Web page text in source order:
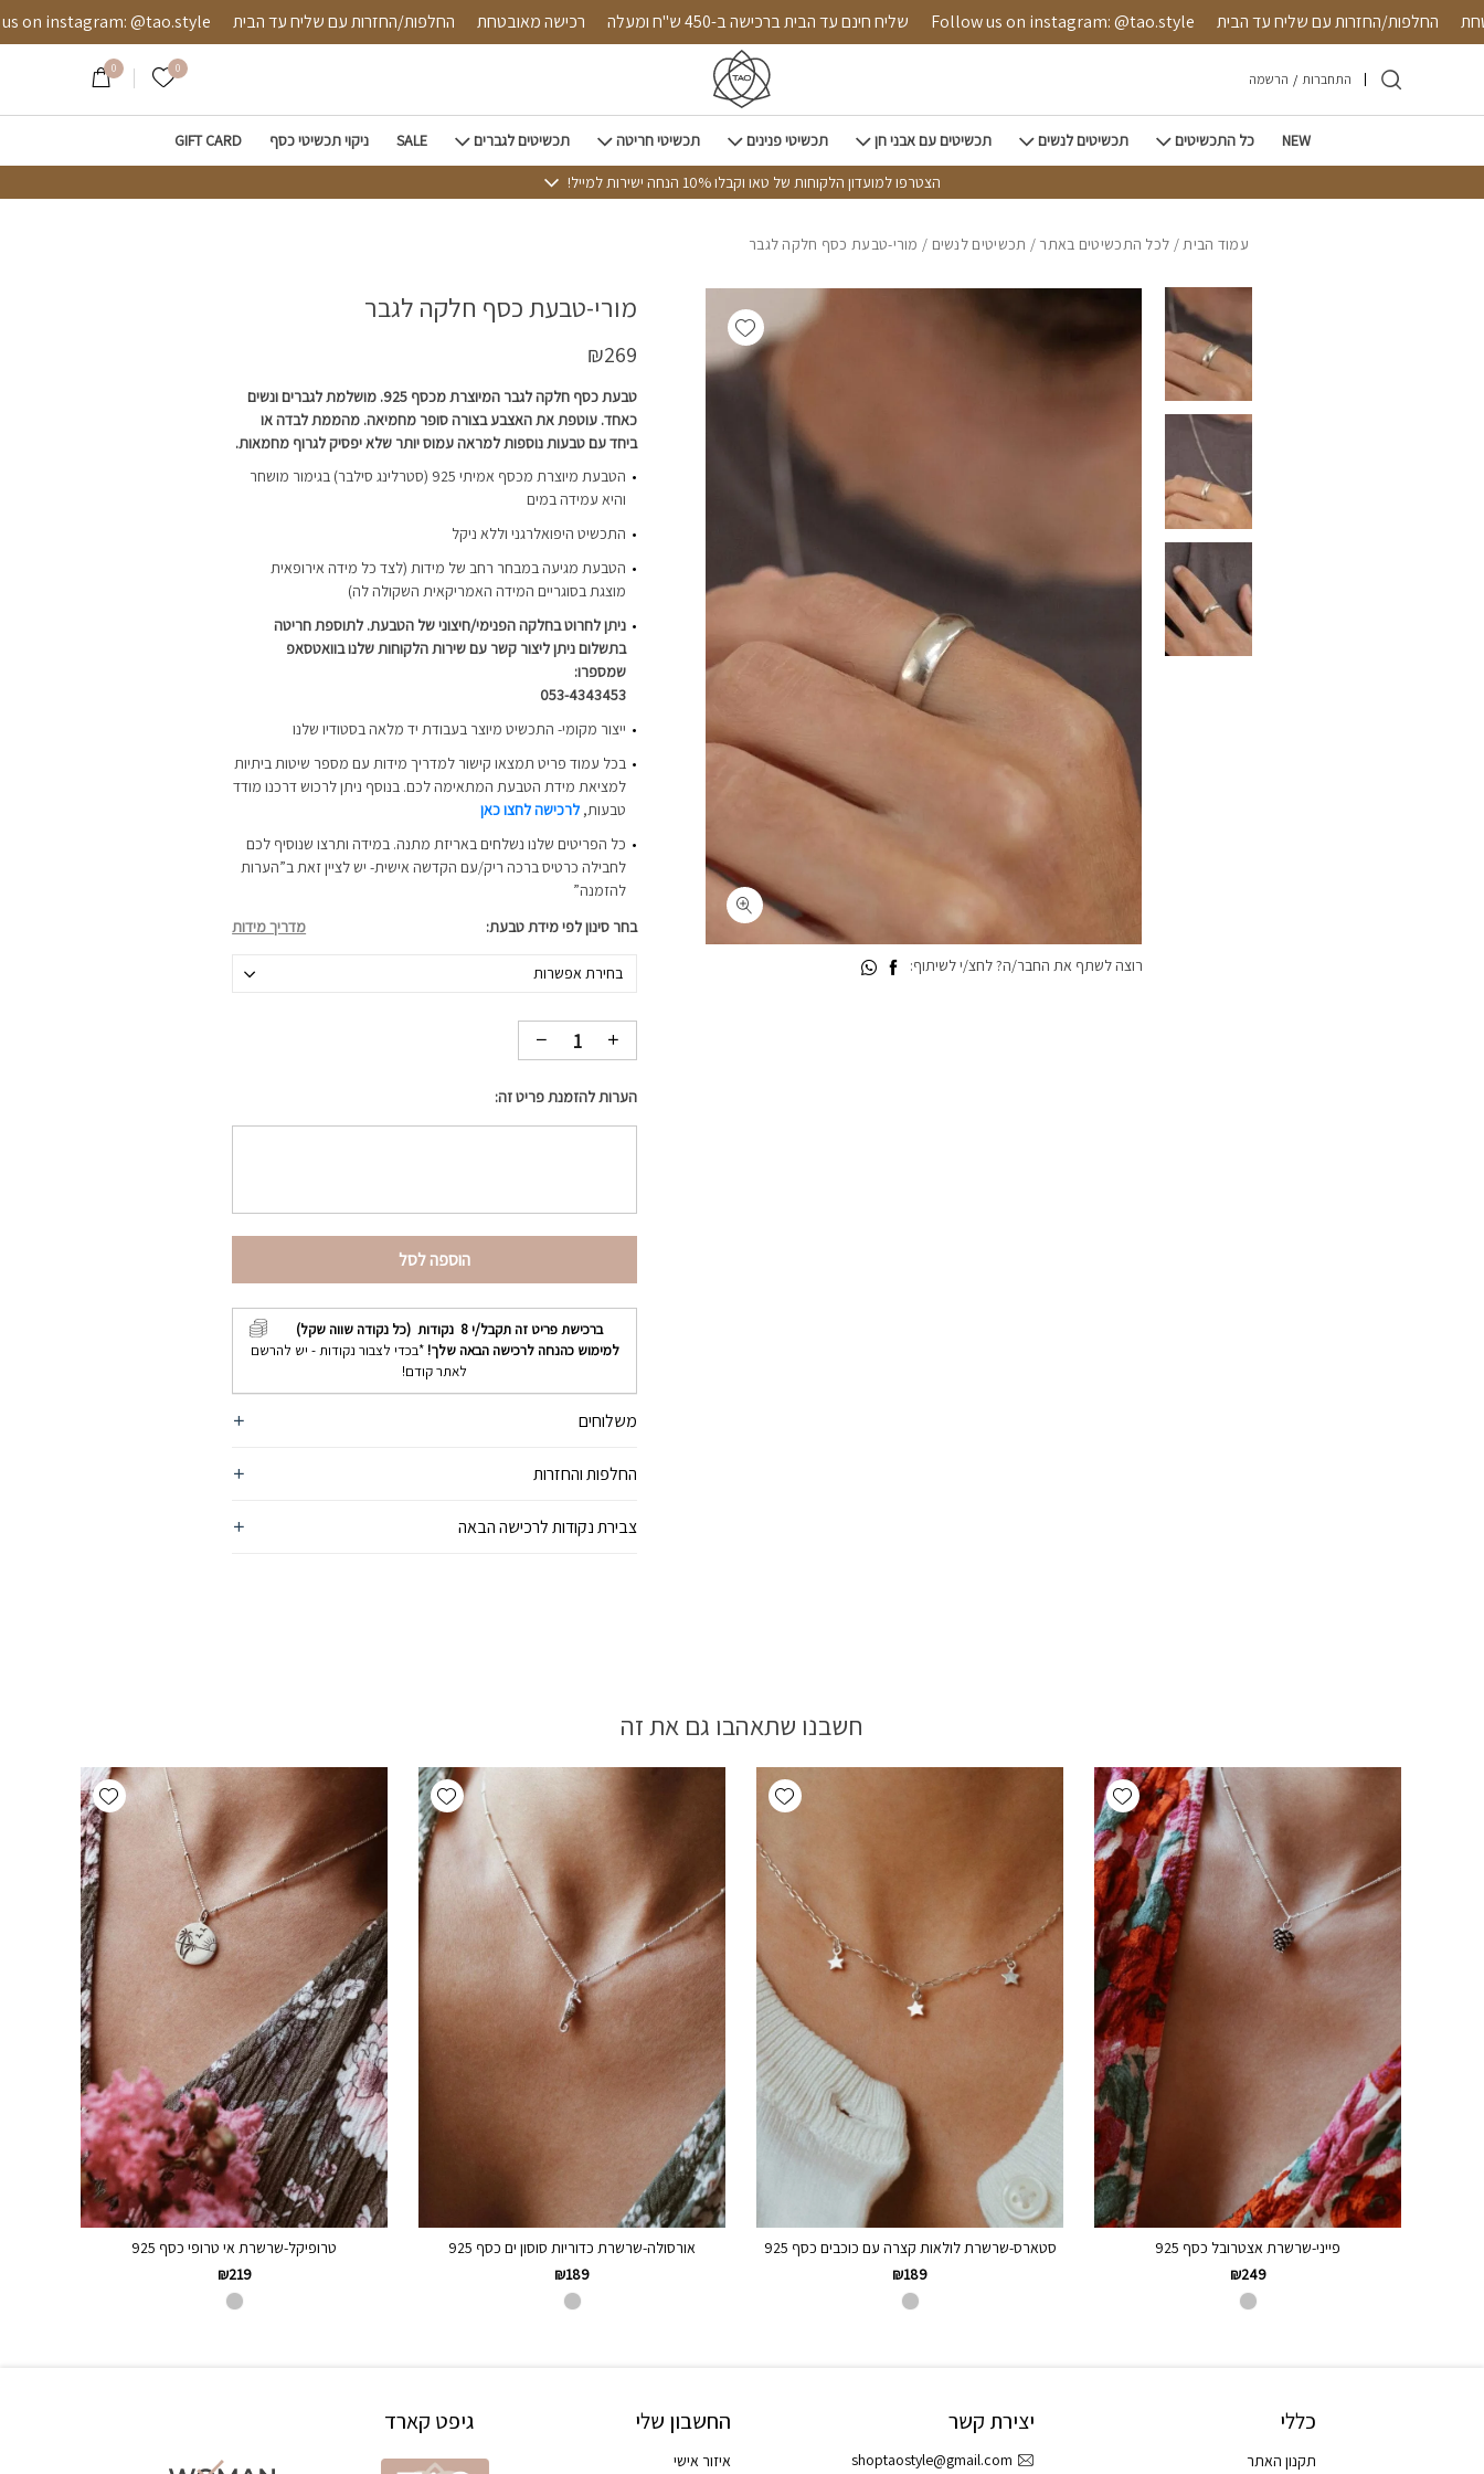
Skip to Content
מאובטחת החלפות/החזרות עם שליח עד הבית Follow us on instagram: @tao.style שליח חינם עד הבית ברכישה ב-450 ש"ח ומעלה רכישה מאובטחת החלפות/החזרות עם שליח עד הבית @tao.style
0 הרשימה שלי
0
התחברות / הרשמה
NEW כל התכשיטים תכשיטים לנשים תכשיטים עם אבני חן תכשיטי פנינים תכשיטי חריטה תכשיטים לגברים SALE ניקוי תכשיטי כסף GIFT CARD
הצטרפו למועדון הלקוחות של טאו וקבלו 10% הנחה ישירות למייל!
עמוד הבית/ לכל התכשיטים באתר / תכשיטים לנשים / מורי-טבעת כסף חלקה לגבר
מורי-טבעת כסף חלקה לגבר
₪269
טבעת כסף חלקה לגבר המיוצרת מכסף 925. מושלמת לגברים ונשים
כאחד. עוטפת את האצבע בצורה סופר מחמיאה. מהממת לבדה או
ביחד עם טבעות נוספות למראה עמוס יותר שלא יפסיק לגרוף מחמאות.
הטבעת מיוצרת מכסף אמיתי 925 (סטרלינג סילבר) בגימור מושחר
והיא עמידה במים
התכשיט היפואלרגני וללא ניקל
הטבעת מגיעה במבחר רחב של מידות (לצד כל מידה אירופאית
מוצגת בסוגריים המידה האמריקאית השקולה לה)
ניתן לחרוט בחלקה הפנימי/חיצוני של הטבעת. לתוספת חריטה
בתשלום ניתן ליצור קשר עם שירות הלקוחות שלנו בוואטסאפ
שמספרו:
053-4343453
ייצור מקומי- התכשיט מיוצר בעבודת יד מלאה בסטודיו שלנו
בכל עמוד פריט תמצאו קישור למדריך מידות עם מספר שיטות ביתיות
למציאת מידת הטבעת המתאימה לכם. בנוסף ניתן לרכוש דרכנו מודד
טבעות,לרכישה לחצו כאן
כל הפריטים שלנו נשלחים באריזת מתנה. במידה ותרצו שנוסיף לכם
לחבילה כרטיס ברכה ריק/עם הקדשה אישית- יש לציין זאת ב”הערות
להזמנה”
בחר סינון לפי מידת טבעת
מדריך מידות
בחירת אפשרות
הערות להזמנת פריט זה:
הוספה לסל
ברכישת פריט זה תקבל/י8 נקודות (כל נקודה שווה שקל)
למימוש כהנחה לרכישה הבאה שלך! *בכדי לצבור נקודות - יש להרשם
לאתר קודם!
משלוחים
החלפות והחזרות
צבירת נקודות לרכישה הבאה
Add wishlist
רוצה לשתף את החבר/ה? לחצ/י לשיתוף:
חשבנו שתאהבו גם את זה
Add wishlist
פייני-שרשרת אצטרובל כסף 925
₪249
Add wishlist
סטארס-שרשרת לולאות קצרה עם כוכבים כסף 925
₪189
Add wishlist
אורסולה-שרשרת כדוריות סוסון ים כסף 925
₪189
Add wishlist
טרופיקל-שרשרת אי טרופי כסף 925
₪219
כללי
תקנון האתר
החשבון שלי
איזור אישי
יצירת קשר
shoptaostyle@gmail.com
גיפט קארד
בחזרה למעלה